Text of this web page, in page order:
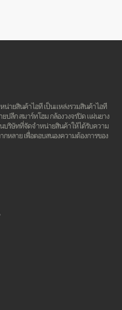
น่ายสินค้าไอที เป็นแหล่งรวมสินค้าไอที
ปลีก สมาร์ทโฮม กล้องวงจรปิด แผ่นยาง
นบริษัทที่จัดจำหน่ายสินค้าให้ได้รับความ
หลาย เพื่อตอบสนองความต้องการของ